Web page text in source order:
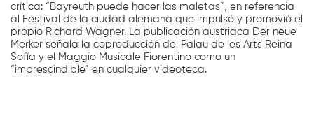
crítica: “Bayreuth puede hacer las maletas”, en referencia
al Festival de la ciudad alemana que impulsó y promovió el
propio Richard Wagner. La publicación austriaca Der neue
Merker señala la coproducción del Palau de les Arts Reina
Sofía y el Maggio Musicale Fiorentino como un
“imprescindible” en cualquier videoteca.